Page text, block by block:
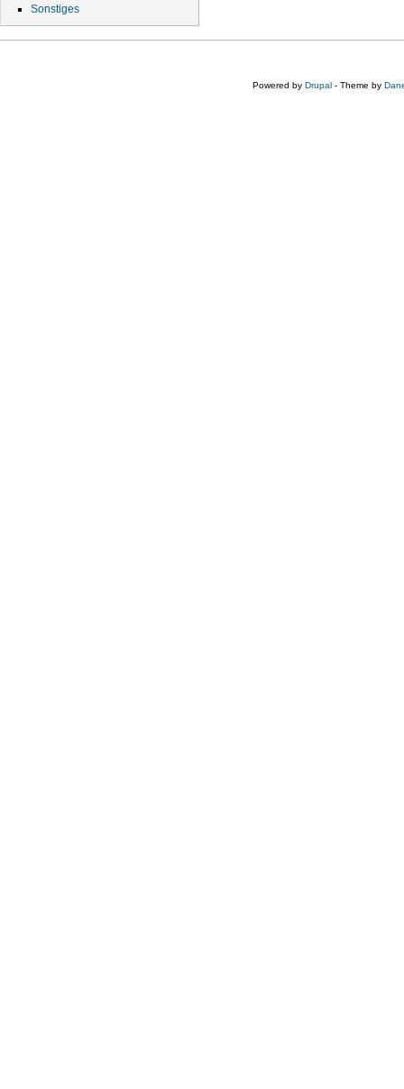
Sonstiges
Powered byDrupal - Theme by